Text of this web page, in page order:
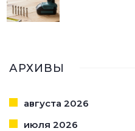
АРХИВЫ
августа 2026
июля 2026